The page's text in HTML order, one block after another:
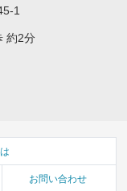
1
約2分
お問い合わせ